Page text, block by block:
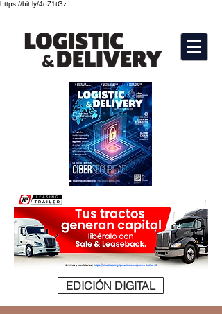
https://bit.ly/4oZ1tGz
EDICIÓN DIGITAL